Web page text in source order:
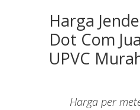
Harga
Dot Com
UPVC
Harga per